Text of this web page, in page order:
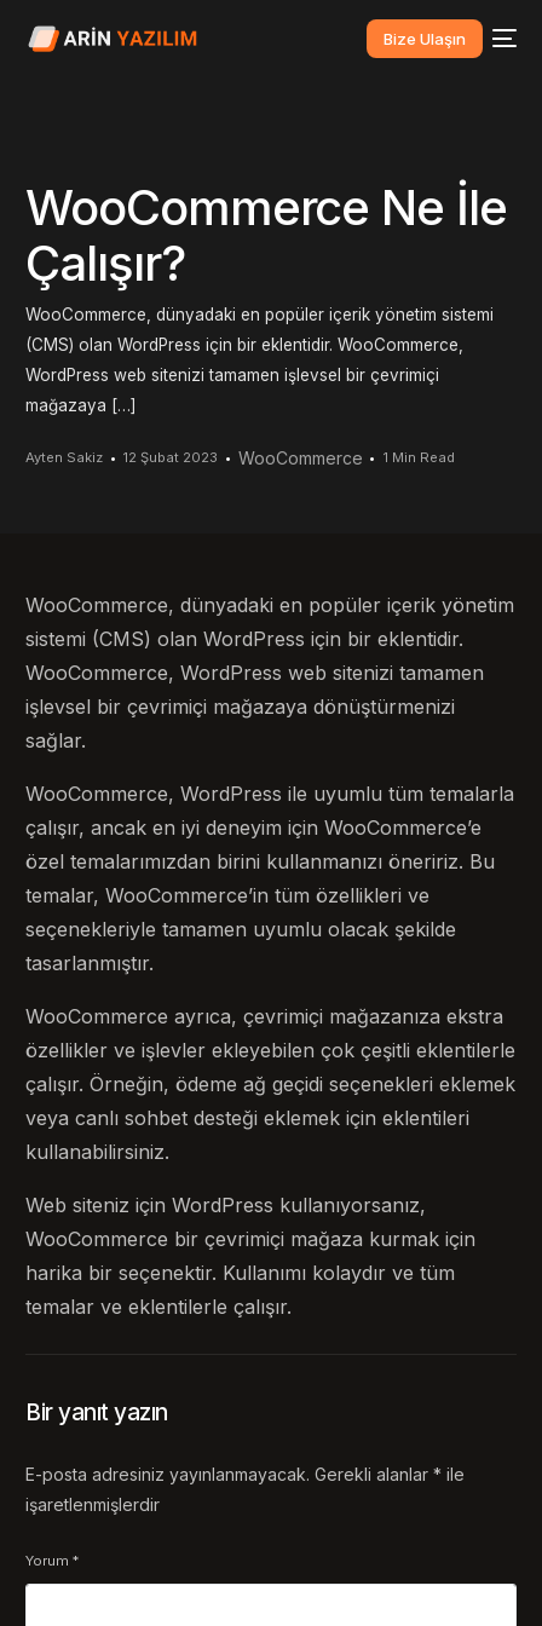
Bize Ulaşın
WooCommerce Ne İle
Çalışır?
WooCommerce, dünyadaki en popüler içerik yönetim sistemi
(CMS) olan WordPress için bir eklentidir. WooCommerce,
WordPress web sitenizi tamamen işlevsel bir çevrimiçi
mağazaya […]
Ayten Sakiz 12 Şubat 2023 WooCommerce 1 Min Read
WooCommerce, dünyadaki en popüler içerik yönetim
sistemi (CMS) olan WordPress için bir eklentidir.
WooCommerce, WordPress web sitenizi tamamen
işlevsel bir çevrimiçi mağazaya dönüştürmenizi
sağlar.
WooCommerce, WordPress ile uyumlu tüm temalarla
çalışır, ancak en iyi deneyim için WooCommerce’e
özel temalarımızdan birini kullanmanızı öneririz. Bu
temalar, WooCommerce’in tüm özellikleri ve
seçenekleriyle tamamen uyumlu olacak şekilde
tasarlanmıştır.
WooCommerce ayrıca, çevrimiçi mağazanıza ekstra
özellikler ve işlevler ekleyebilen çok çeşitli eklentilerle
çalışır. Örneğin, ödeme ağ geçidi seçenekleri eklemek
veya canlı sohbet desteği eklemek için eklentileri
kullanabilirsiniz.
Web siteniz için WordPress kullanıyorsanız,
WooCommerce bir çevrimiçi mağaza kurmak için
harika bir seçenektir. Kullanımı kolaydır ve tüm
temalar ve eklentilerle çalışır.
Bir yanıt yazın
E-posta adresiniz yayınlanmayacak. Gerekli alanlar* ile
işaretlenmişlerdir
Yorum*